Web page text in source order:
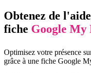
Obtenez de
fiche Google My
Optimisez votre présence
grâce à une fiche Google